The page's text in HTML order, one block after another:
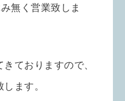
無く営業致しま
ておりますので、
ます。